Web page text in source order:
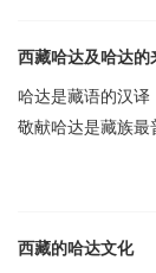
西藏哈达及哈达的
哈达是藏语的汉译
敬献哈达是藏族
西藏的哈达文化